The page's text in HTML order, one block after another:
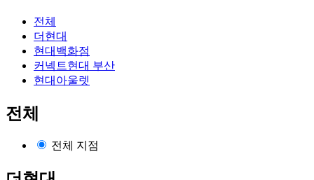
전체
더현대
현대백화점
커넥트현대 부산
현대아울렛
전체
전체 지점